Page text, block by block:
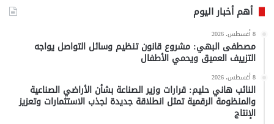
أهم أخبار اليوم
8 أغسطس، 2026
مصطفى البهي: مشروع قانون تنظيم وسائل التواصل يواجه
التزييف العميق ويحمي الأطفال
8 أغسطس، 2026
النائب هاني حليم: قرارات وزير الصناعة بشأن الأراضي الصناعية
والمنظومة الرقمية تمثل انطلاقة جديدة لجذب الاستثمارات وتعزيز
الإنتاج